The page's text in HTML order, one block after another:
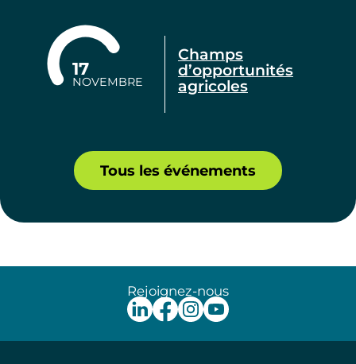
17
NOVEMBRE
Champs
d’opportunités
agricoles
Tous les événements
Rejoignez-nous